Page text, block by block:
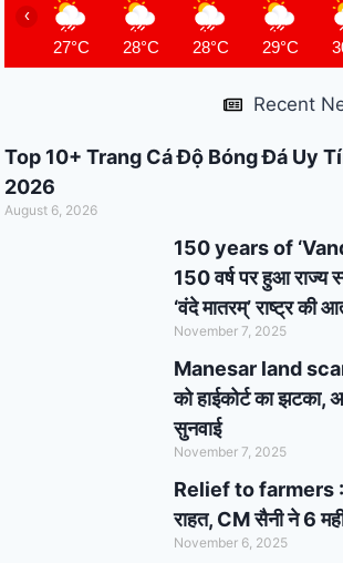
visit
में होंगे
27°C 28°C 28°C 29°C
‹
Recent
Top 10+ Trang Cá Độ Bóng Đá Uy
2026
August 6, 2026
150 years of
150 वर्ष पर हुआ राज्य
‘वंदे मातरम्’ राष्ट्र की
November 7, 2025
Manesar land
को हाईकोर्ट का झटका,
सुनवाई
November 7, 2025
Relief to farmers :
राहत, CM सैनी ने 6
November 6, 2025